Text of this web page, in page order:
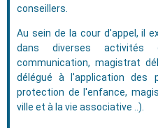
conseillers.
Au sein de la cour d'appel, il
dans diverses activités
communication, magistrat
délégué à l'application des
protection de l'enfance,
ville et à la vie associative ..).